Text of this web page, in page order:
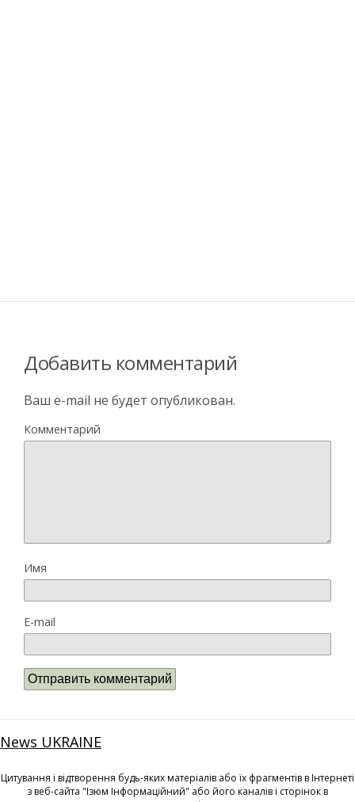
Добавить комментарий
Ваш e-mail не будет опубликован.
Комментарий
Имя
E-mail
News UKRAINE
Цитування і відтворення будь-яких матеріалів або їх фрагментів в Інтернеті
з веб-сайта "Ізюм Інформаційний" або його каналів і сторінок в